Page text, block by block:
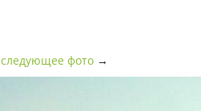
следующее фото→